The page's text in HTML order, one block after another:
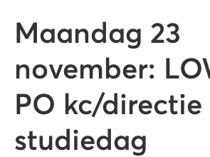
Maandag 23
november:
PO kc/directie
studiedag